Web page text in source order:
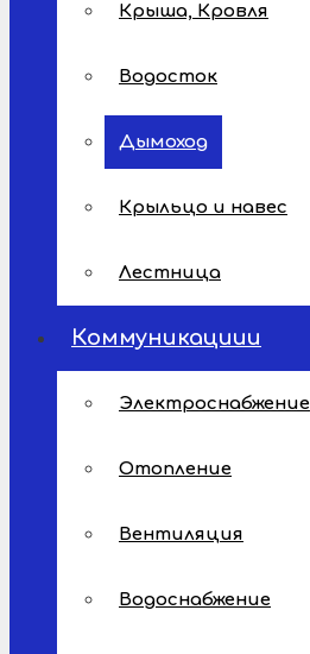
Крыша, Кровля
Водосток
Дымоход
Крыльцо и навес
Лестница
Коммуникациии
Электроснабжение
Отопление
Вентиляция
Водоснабжение